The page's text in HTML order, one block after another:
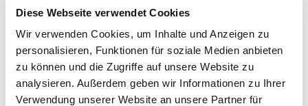
Diese Webseite verwendet Cookies
Wir verwenden Cookies, um Inhalte und Anzeigen zu
personalisieren, Funktionen für soziale Medien anbieten
zu können und die Zugriffe auf unsere Website zu
analysieren. Außerdem geben wir Informationen zu Ihrer
Verwendung unserer Website an unsere Partner für
Aus zerquetschten und gemahlenen
Holzabfällen können Werkstoffe mit
komplett neuen Eigenschaften und ganz
unterschiedlichen Einsatzgebieten
gewonnen werden.